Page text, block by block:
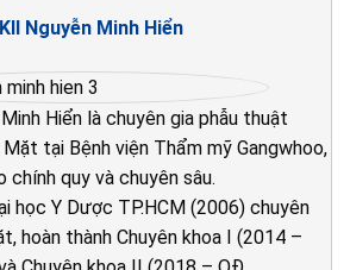
Nguyễn Minh Hiển
Hiển là chuyên gia phẫu thuật
tại Bệnh viện Thẩm mỹ Gangwhoo,
quy và chuyên sâu.
học Y Dược TP.HCM (2006) chuyên
hoàn thành Chuyên khoa I (2014 –